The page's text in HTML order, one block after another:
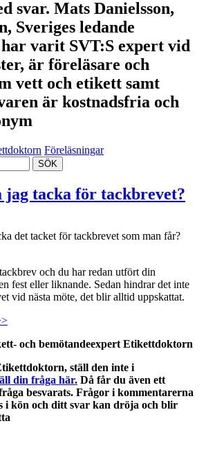
svar. Mats Danielsson,
Sveriges ledande
varit SVT:S expert vid
är föreläsare och
vett och etikett samt
är kostnadsfria och
Föreläsningar
jag tacka för tackbrevet?
det tacket för tackbrevet som man får?
och du har redan utfört din
fest eller liknande. Sedan hindrar det inte
vid nästa möte, det blir alltid uppskattat.
och bemötandeexpert Etikettdoktorn
ställ den inte i
din fråga här. Då får du även ett
besvarats. Frågor i kommentarerna
i kön och ditt svar kan dröja och blir